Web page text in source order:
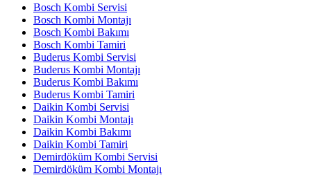
Bosch Kombi Servisi
Bosch Kombi Montajı
Bosch Kombi Bakımı
Bosch Kombi Tamiri
Buderus Kombi Servisi
Buderus Kombi Montajı
Buderus Kombi Bakımı
Buderus Kombi Tamiri
Daikin Kombi Servisi
Daikin Kombi Montajı
Daikin Kombi Bakımı
Daikin Kombi Tamiri
Demirdöküm Kombi Servisi
Demirdöküm Kombi Montajı